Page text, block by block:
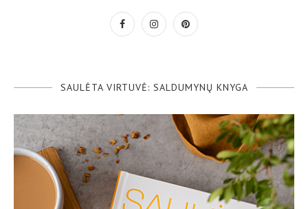
SAULĖTA VIRTUVĖ: SALDUMYNŲ KNYGA